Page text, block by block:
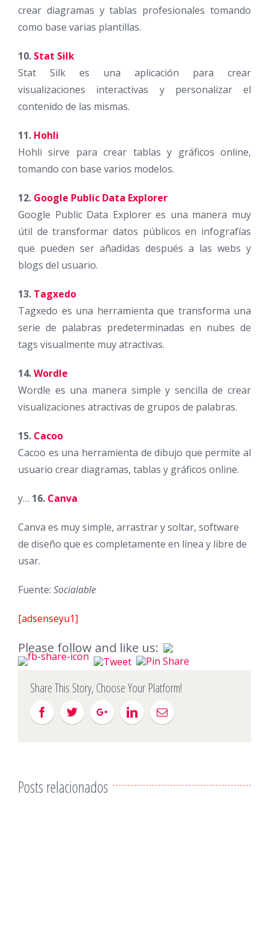
crear diagramas y tablas profesionales tomando
como base varias plantillas.
10. Stat Silk
Stat Silk es una aplicación para crear
visualizaciones interactivas y personalizar el
contenido de las mismas.
11. Hohli
Hohli sirve para crear tablas y gráficos online,
tomando con base varios modelos.
12. Google Public Data Explorer
Google Public Data Explorer es una manera muy
útil de transformar datos públicos en infografías
que pueden ser añadidas después a las webs y
blogs del usuario.
13. Tagxedo
Tagxedo es una herramienta que transforma una
serie de palabras predeterminadas en nubes de
tags visualmente muy atractivas.
14.Wordle
Wordle es una manera simple y sencilla de crear
visualizaciones atractivas de grupos de palabras.
15. Cacoo
Cacoo es una herramienta de dibujo que permite al
usuario crear diagramas, tablas y gráficos online.
y… 16. Canva
Canva es muy simple, arrastrar y soltar, software
de diseño que es completamente en línea y libre de
usar.
Fuente: Socialable
[adsenseyu1]
Please follow and like us:
Share This Story, Choose Your Platform!
Posts relacionados